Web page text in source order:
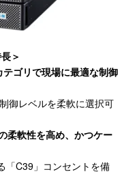
＞
テゴリで現場に最適な制御
御レベルを柔軟に選択可
柔軟性を高め、かつケー
「C39 」コンセントを備